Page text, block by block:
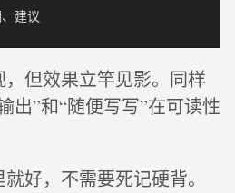
但效果立竿见影。同样
出”和“随便写写”在可读性
好，不需要死记硬背。